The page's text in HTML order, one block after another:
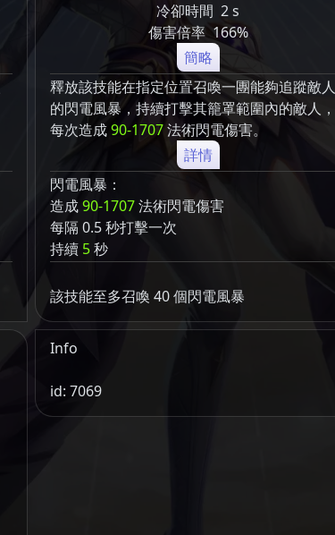
冷卻時間 2 s
傷害倍率 166%
簡略
釋放該技能在指定位置召喚一團能夠追蹤敵人
的閃電風暴，持續打擊其籠罩範圍內的敵人，
每次造成90-1707法術閃電傷害。
詳情
閃電風暴：
造成90-1707法術閃電傷害
每隔 0.5 秒打擊一次
持續 5秒
該技能至多召喚 40 個閃電風暴
Info
id: 7069